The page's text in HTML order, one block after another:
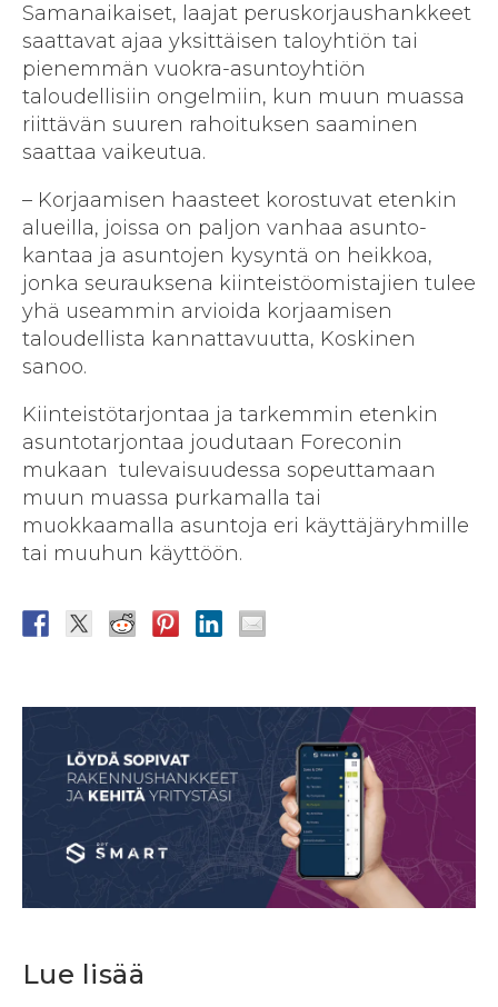
Samanaikaiset, laajat perus­korjaushankkeet
saattavat ajaa yksittäisen taloyhtiön tai
pienemmän vuokra-asuntoyhtiön
taloudellisiin ongelmiin, kun muun muassa
riittävän suuren rahoituksen saaminen
saattaa vaikeutua.
– Korjaamisen haasteet korostuvat etenkin
alueilla, joissa on paljon vanhaa asunto­
kantaa ja asuntojen kysyntä on heikkoa,
jonka seurauksena kiinteistöomistajien tulee
yhä useammin arvioida korjaamisen
taloudellista kannattavuutta, Koskinen
sanoo.
Kiinteistötarjontaa ja tarkemmin etenkin
asuntotarjontaa joudutaan Foreconin
mukaan tulevaisuudessa sopeuttamaan
muun muassa purkamalla tai
muokkaamalla asuntoja eri käyttäjäryhmille
tai muuhun käyttöön.
Lue lisää